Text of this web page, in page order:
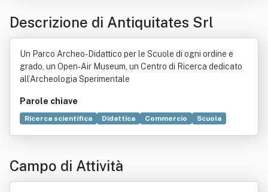
Descrizione di Antiquitates Srl
Un Parco Archeo-Didattico per le Scuole di ogni ordine e
grado, un Open-Air Museum, un Centro di Ricerca dedicato
all’Archeologia Sperimentale
Parole chiave
Ricerca scientifica Didattica Commercio
Scuola
Importazione
Industria
Produzione
Campo di Attività